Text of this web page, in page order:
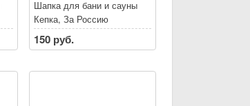
Шапка для бани и сауны
Кепка, За Россию
150 руб.